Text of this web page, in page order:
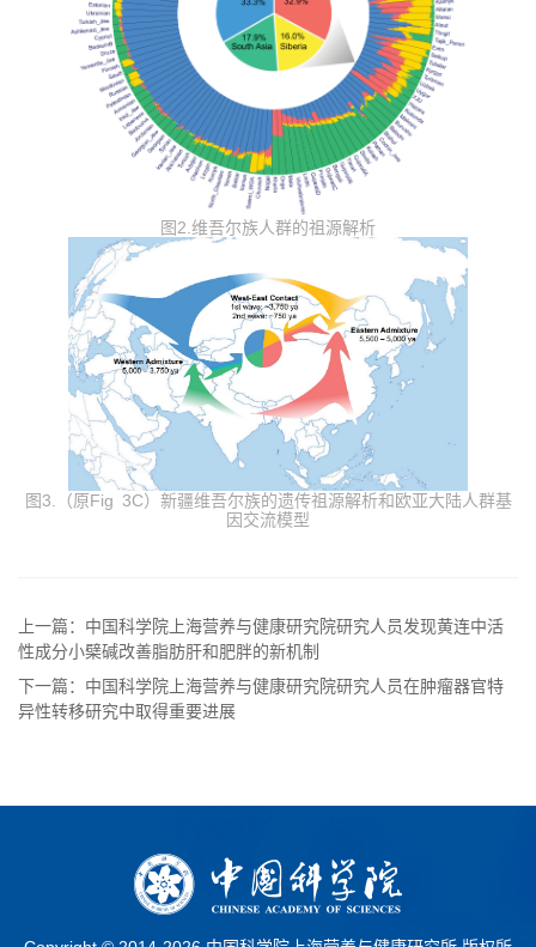
图2.维吾尔族人群的祖源解析
图3.（原Fig 3C）新疆维吾尔族的遗传祖源解析和欧亚大陆人群基
因交流模型
上一篇：中国科学院上海营养与健康研究院研究人员发现黄连中活
性成分小檗碱改善脂肪肝和肥胖的新机制
下一篇：中国科学院上海营养与健康研究院研究人员在肿瘤器官特
异性转移研究中取得重要进展